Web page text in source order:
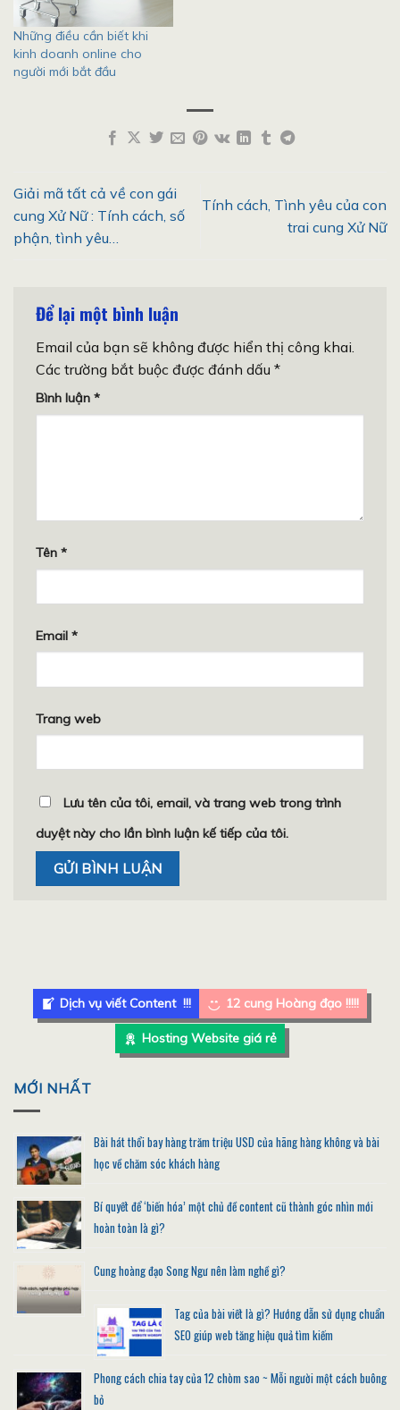
Những điều cần biết khi
kinh doanh online cho
người mới bắt đầu
Giải mã tất cả về con gái
cung Xử Nữ : Tính cách, số
phận, tình yêu…
Tính cách, Tình yêu của con
trai cung Xử Nữ
Để lại một bình luận
Email của bạn sẽ không được hiển thị công khai.
Các trường bắt buộc được đánh dấu *
Bình luận *
Tên *
Email *
Trang web
Lưu tên của tôi, email, và trang web trong trình
duyệt này cho lần bình luận kế tiếp của tôi.
Dịch vụ viết Content !!! 12 cung Hoàng đạo !!!!!
Hosting Website giá rẻ
MỚI NHẤT
Bài hát thổi bay hàng trăm triệu USD của hãng hàng không và bài
học về chăm sóc khách hàng
Bí quyết để ‘biến hóa’ một chủ đề content cũ thành góc nhìn mới
hoàn toàn là gì?
Cung hoàng đạo Song Ngư nên làm nghề gì?
Tag của bài viết là gì? Hướng dẫn sử dụng chuẩn
SEO giúp web tăng hiệu quả tìm kiếm
Phong cách chia tay của 12 chòm sao ~ Mỗi người một cách buông
bỏ